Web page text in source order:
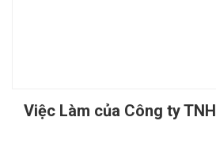
Việc Làm của Công ty